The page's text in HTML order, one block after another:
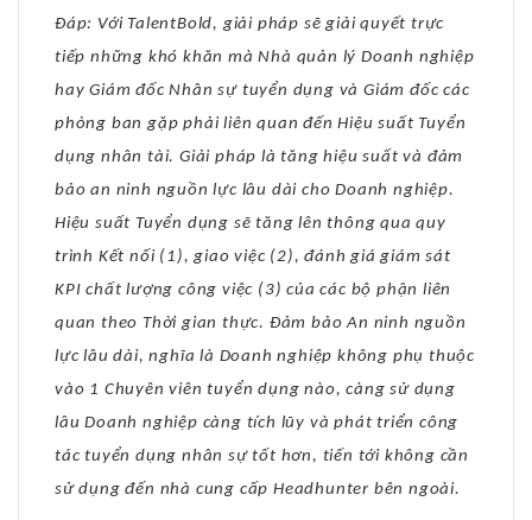
Đáp: Với TalentBold, giải pháp sẽ giải quyết trực
tiếp những khó khăn mà Nhà quản lý Doanh nghiệp
hay Giám đốc Nhân sự tuyển dụng và Giám đốc các
phòng ban gặp phải liên quan đến Hiệu suất Tuyển
dụng nhân tài. Giải pháp là tăng hiệu suất và đảm
bảo an ninh nguồn lực lâu dài cho Doanh nghiệp.
Hiệu suất Tuyển dụng sẽ tăng lên thông qua quy
trình Kết nối (1), giao việc (2), đánh giá giám sát
KPI chất lượng công việc (3) của các bộ phận liên
quan theo Thời gian thực. Đảm bảo An ninh nguồn
lực lâu dài, nghĩa là Doanh nghiệp không phụ thuộc
vào 1 Chuyên viên tuyển dụng nào, càng sử dụng
lâu Doanh nghiệp càng tích lũy và phát triển công
tác tuyển dụng nhân sự tốt hơn, tiến tới không cần
sử dụng đến nhà cung cấp Headhunter bên ngoài.